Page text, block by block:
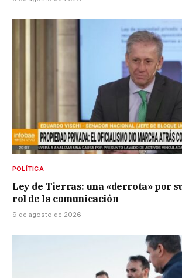
POLÍTICA
Ley de Tierras: una «derrota» por
rol de la comunicación
9 de agosto de 2026